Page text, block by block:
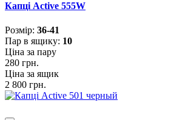
Капці Active 555W
Розмiр: 36-41
Пар в ящику: 10
Ціна за пару
280 грн.
Ціна за ящик
2 800 грн.